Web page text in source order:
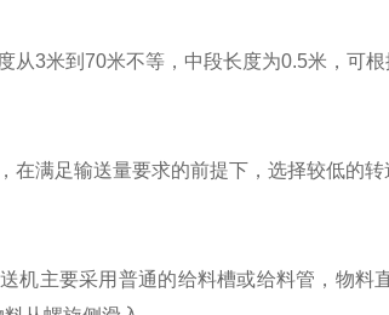
3米到70米不等，中段长度为0.5米，可根
满足输送量要求的前提下，选择较低的转
主要采用普通的给料槽或给料管，物料